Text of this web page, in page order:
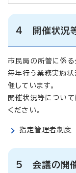
4 開催状況
市民局の所管に係る
毎年行う業務実施
催しています。
開催状況等について
ください。
指定管理者制度
5 会議の開